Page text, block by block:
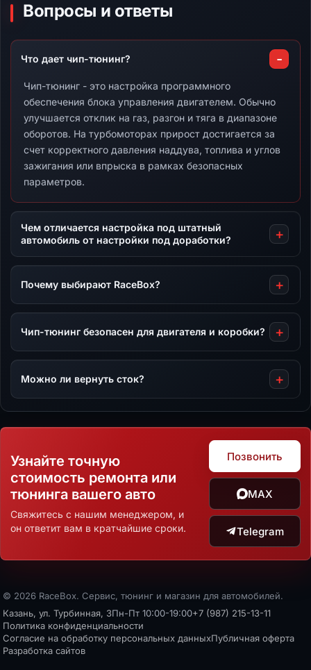
Вопросы и ответы
Что дает чип-тюнинг?
Чип-тюнинг - это настройка программного
обеспечения блока управления двигателем. Обычно
улучшается отклик на газ, разгон и тяга в диапазоне
оборотов. На турбомоторах прирост достигается за
счет корректного давления наддува, топлива и углов
зажигания или впрыска в рамках безопасных
параметров.
Чем отличается настройка под штатный
автомобиль от настройки под доработки?
Почему выбирают RaceBox?
Чип-тюнинг безопасен для двигателя и коробки?
Можно ли вернуть сток?
Узнайте точную
стоимость ремонта или
тюнинга вашего авто
Свяжитесь с нашим менеджером, и
он ответит вам в кратчайшие сроки.
Позвонить
MAX
Telegram
© 2026 RaceBox. Сервис, тюнинг и магазин для автомобилей.
Казань, ул. Турбинная, 3Пн-Пт 10:00-19:00+7 (987) 215-13-11
Политика конфиденциальности
Согласие на обработку персональных данныхПубличная оферта
Разработка сайтов